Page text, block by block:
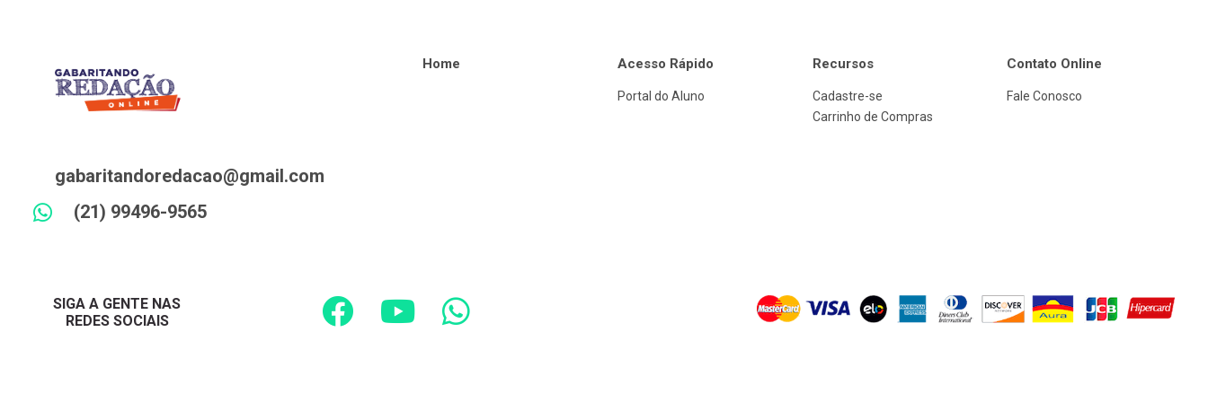
gabaritandoredacao@gmail.com
(21) 99496-9565
Home Acesso Rápido
Portal do Aluno
Recursos
Cadastre-se
Carrinho de Compras
Contato Online
Fale Conosco
SIGA A GENTE NAS
REDES SOCIAIS